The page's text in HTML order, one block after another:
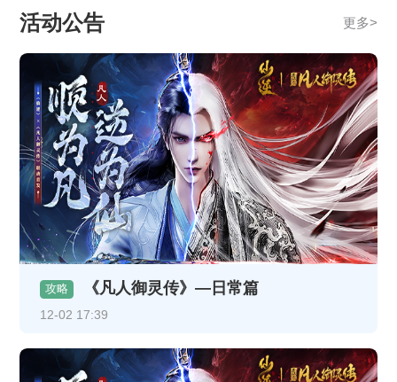
活动公告 更多>
攻略 《凡人御灵传》—日常篇
12-02 17:39